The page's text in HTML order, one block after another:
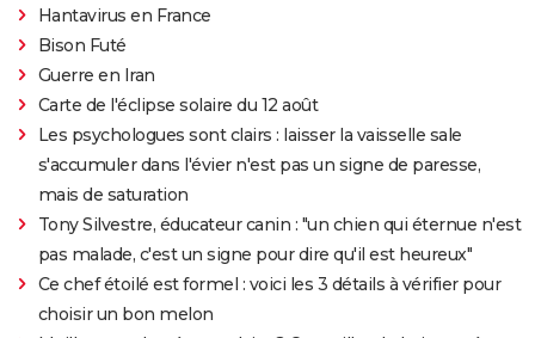
Hantavirus en France
Bison Futé
Guerre en Iran
Carte de l'éclipse solaire du 12 août
Les psychologues sont clairs : laisser la vaisselle sale
s'accumuler dans l'évier n'est pas un signe de paresse,
mais de saturation
Tony Silvestre, éducateur canin : "un chien qui éternue n'est
pas malade, c'est un signe pour dire qu'il est heureux"
Ce chef étoilé est formel : voici les 3 détails à vérifier pour
choisir un bon melon